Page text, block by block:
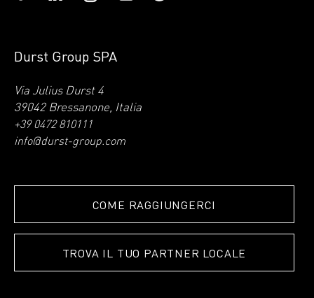
Durst Group SPA
Via Julius Durst 4
39042 Bressanone, Italia
+39 0472 810111
info@durst-group.com
COME RAGGIUNGERCI
TROVA IL TUO PARTNER LOCALE